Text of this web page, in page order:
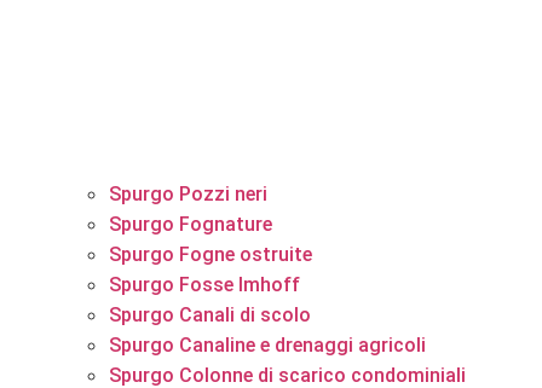
Spurgo Pozzi neri
Spurgo Fognature
Spurgo Fogne ostruite
Spurgo Fosse Imhoff
Spurgo Canali di scolo
Spurgo Canaline e drenaggi agricoli
Spurgo Colonne di scarico condominiali